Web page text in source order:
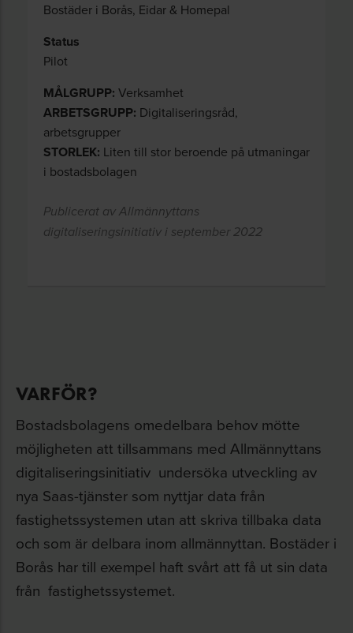
Bostäder i Borås, Eidar & Homepal
Status
Pilot
MÅLGRUPP: Verksamhet
ARBETSGRUPP: Digitaliseringsråd,
arbetsgrupper
STORLEK: Liten till stor beroende på utmaningar
i bostadsbolagen
Publicerat av Allmännyttans
digitaliseringsinitiativ i september 2022
VARFÖR?
Bostadsbolagens omedelbara behov mötte
möjligheten att tillsammans med Allmännyttans
digitaliseringsinitiativ undersöka utveckling av
nya Saas-tjänster som nyttjar data från
fastighetssystemen utan att skriva tillbaka data
och som är delbara inom allmännyttan. Bostäder i
Borås har till exempel haft svårt att få ut sin data
från fastighetssystemet.